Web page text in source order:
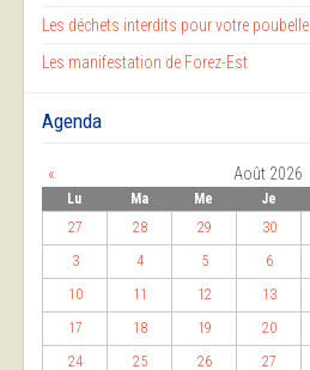
Les déchets interdits pour votre poubelle
Les manifestation de Forez-Est
Agenda
« Août 2026
Lu Ma Me Je
27
28 29 30
3
4 5 6
10
11 12 13
17
18 19 20
24
25 26 27